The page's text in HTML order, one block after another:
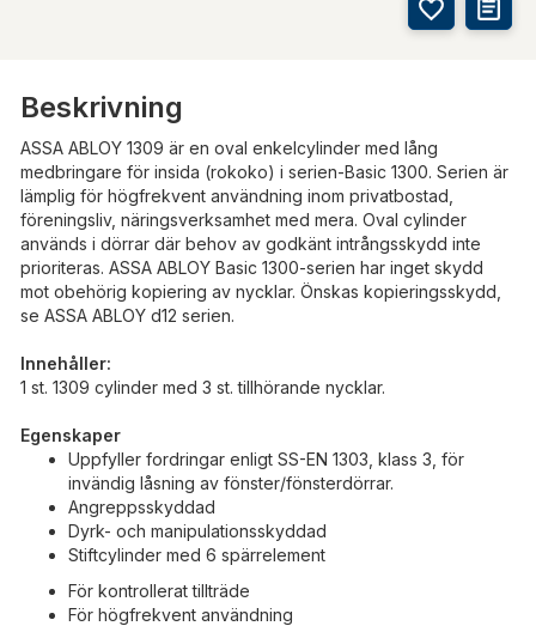
Beskrivning
ASSA ABLOY 1309 är en oval enkelcylinder med lång
medbringare för insida (rokoko) i serien-Basic 1300. Serien är
lämplig för högfrekvent användning inom privatbostad,
föreningsliv, näringsverksamhet med mera. Oval cylinder
används i dörrar där behov av godkänt intrångsskydd inte
prioriteras. ASSA ABLOY Basic 1300-serien har inget skydd
mot obehörig kopiering av nycklar. Önskas kopieringsskydd,
se ASSA ABLOY d12 serien.
Innehåller:
1 st. 1309 cylinder med 3 st. tillhörande nycklar.
Egenskaper
Uppfyller fordringar enligt SS-EN 1303, klass 3, för
invändig låsning av fönster/fönsterdörrar.
Angreppsskyddad
Dyrk- och manipulationsskyddad
Stiftcylinder med 6 spärrelement
För kontrollerat tillträde
För högfrekvent användning